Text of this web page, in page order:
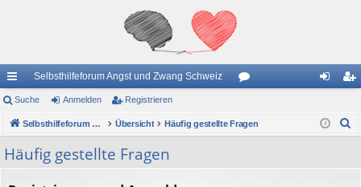
ch
ne
llz
Selbsthilfeforum Angst und Zwang Schweiz
en m ist
Suche Anmelden Registrieren
Selbsthilfeforum Angst und Zwang Schweiz Übersicht Häufig gestellte Fragen
Häufig gestellte Fragen